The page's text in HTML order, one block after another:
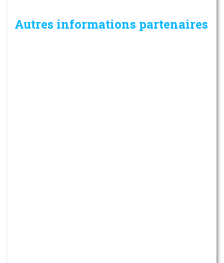
Autres informations partenaires